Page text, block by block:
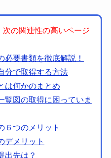
次の関連性の高いページ
必要書類を徹底解説！
分で取得する方法
は何かのまとめ
覧図の取得に困っていま
６つのメリット
デメリット
出先は？